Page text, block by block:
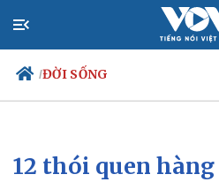
/ĐỜI SỐNG
Chính trị
12 thói quen